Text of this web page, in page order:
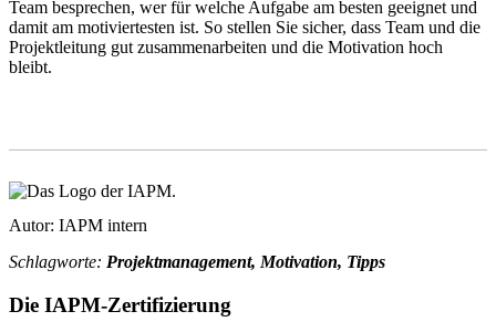
Team besprechen, wer für welche Aufgabe am besten geeignet und
damit am motiviertesten ist. So stellen Sie sicher, dass Team und die
Projektleitung gut zusammenarbeiten und die Motivation hoch
bleibt.
Autor: IAPM intern
Schlagworte: Projektmanagement, Motivation, Tipps
Die IAPM-Zertifizierung